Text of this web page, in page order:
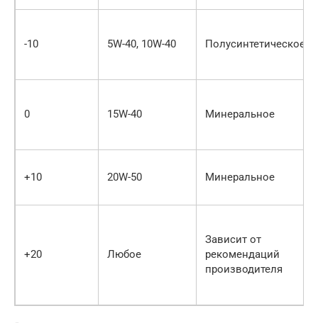
-10 5W-40, 10W-40 Полусинтетическое
0 15W-40 Минеральное
+10 20W-50 Минеральное
+20 Любое
Зависит от
рекомендаций
производителя